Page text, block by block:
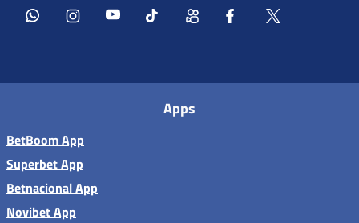
Apps
BetBoom App
Superbet App
Betnacional App
Novibet App